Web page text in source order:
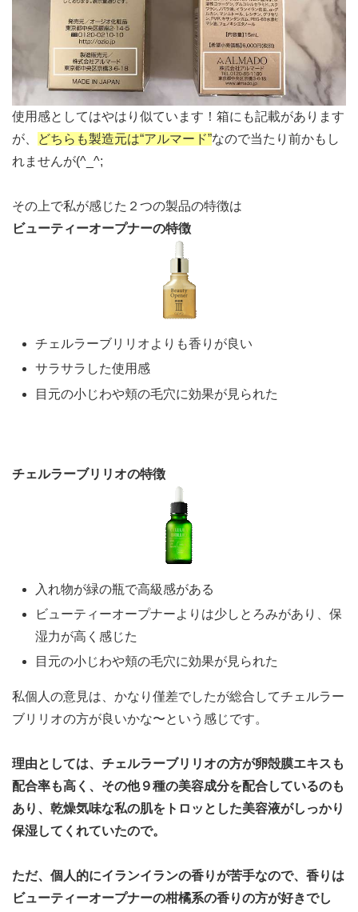
使用感としてはやはり似ています！箱にも記載があります
が、
どちらも製造元は“アルマード”なので当たり前かもし
れませんが(^_^;
その上で私が感じた２つの製品の特徴は
ビューティーオープナーの特徴
チェルラーブリリオよりも香りが良い
サラサラした使用感
目元の小じわや頬の毛穴に効果が見られた
チェルラーブリリオの特徴
入れ物が緑の瓶で高級感がある
ビューティーオープナーよりは少しとろみがあり、保
湿力が高く感じた
目元の小じわや頬の毛穴に効果が見られた
私個人の意見は、かなり僅差でしたが総合してチェルラー
ブリリオの方が良いかな〜という感じです。
理由としては、チェルラーブリリオの方が卵殻膜エキスも
配合率も高く、その他９種の美容成分を配合しているのも
あり、乾燥気味な私の肌をトロッとした美容液がしっかり
保湿してくれていたので。
ただ、個人的にイランイランの香りが苦手なので、香りは
ビューティーオープナーの柑橘系の香りの方が好きでし